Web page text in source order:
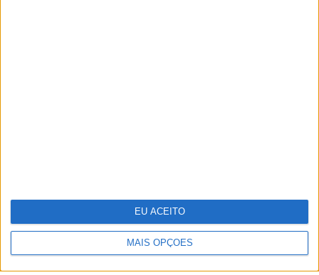
MAIS OPÇÕES
EU ACEITO